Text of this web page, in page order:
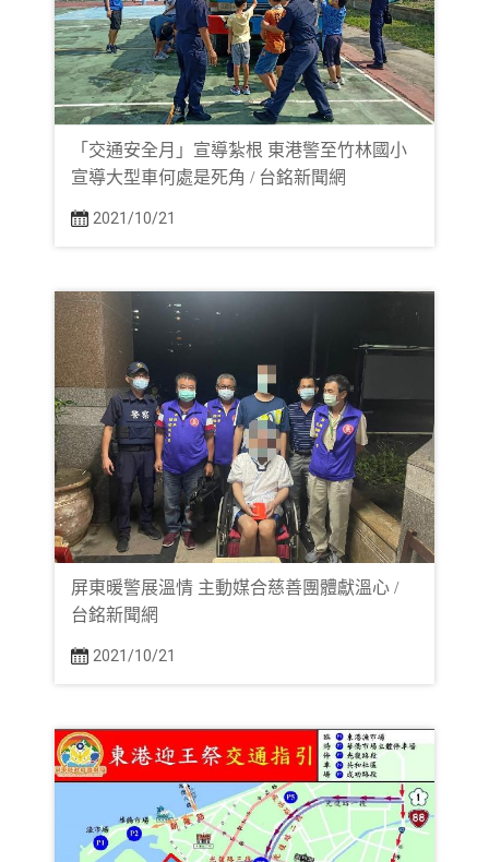
「交通安全月」宣導紮根 東港警至竹林國小
宣導大型車何處是死角 / 台銘新聞網
2021/10/21
屏東暖警展溫情 主動媒合慈善團體獻溫心 /
台銘新聞網
2021/10/21